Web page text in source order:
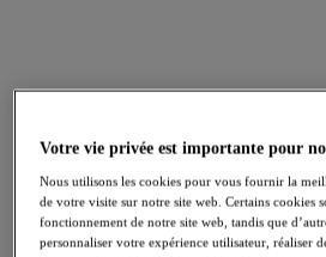
Partager
Votre vie privée est importante pour
Nous utilisons les cookies pour vous fournir la
de votre visite sur notre site web. Certains cookies
fonctionnement de notre site web, tandis que
personnaliser votre expérience utilisateur, réaliser